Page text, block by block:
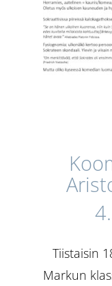
Tiistaisin
Markun